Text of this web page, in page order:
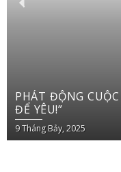
PHÁT ĐỘNG CUỘC THI SÁNG
ĐỂ YÊU!”
9 Tháng Bảy, 2025